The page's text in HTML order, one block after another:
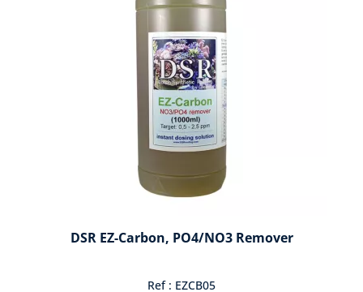
DSR EZ-Carbon, PO4/NO3 Remover
Ref : EZCB05